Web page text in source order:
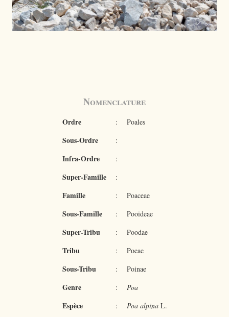
Nomenclature
Ordre : Poales
Sous-Ordre :
Infra-Ordre :
Super-Famille :
Famille : Poaceae
Sous-Famille : Pooideae
Super-Tribu : Poodae
Tribu : Poeae
Sous-Tribu : Poinae
Genre : Poa
Espèce : Poa alpinaL.